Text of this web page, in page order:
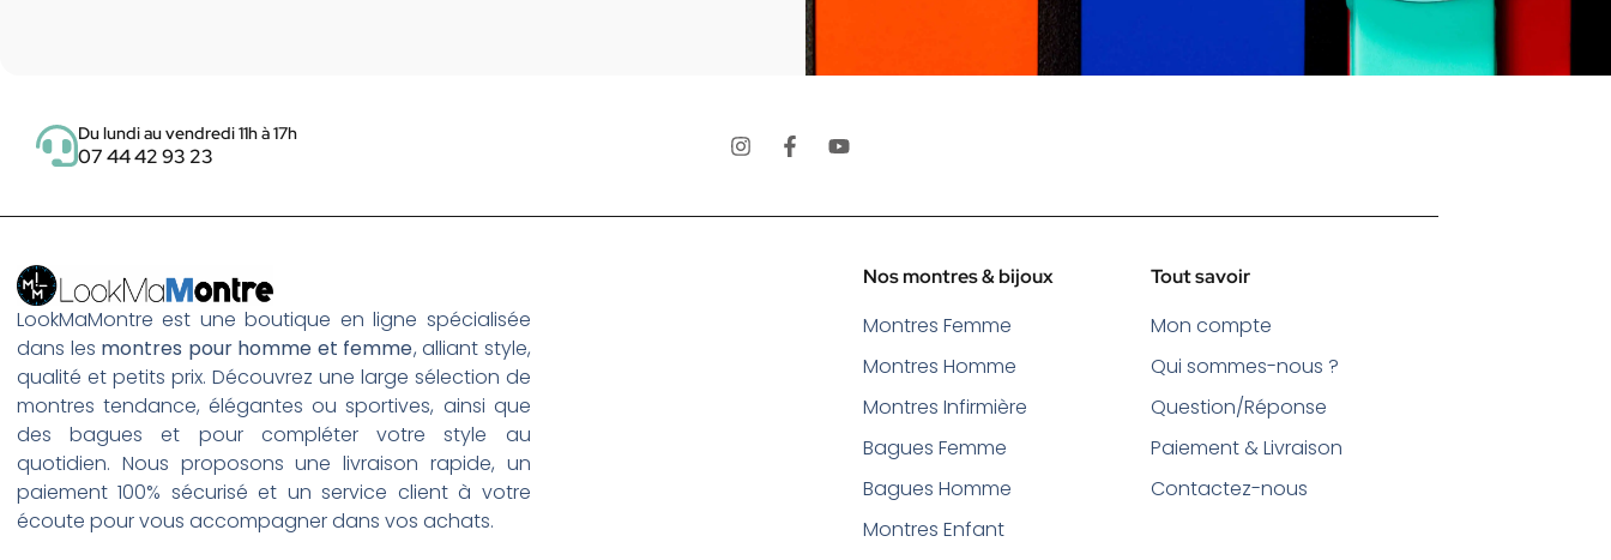
Du lundi au vendredi 11h à 17h
07 44 42 93 23
LookMaMontre est une boutique en ligne spécialisée
dans les montres pour homme et femme, alliant style,
qualité et petits prix. Découvrez une large sélection de
montres tendance, élégantes ou sportives, ainsi que
des bagues et pour compléter votre style au
quotidien. Nous proposons une livraison rapide, un
paiement 100% sécurisé et un service client à votre
écoute pour vous accompagner dans vos achats.
Nos montres & bijoux
Montres Femme
Montres Homme
Montres Infirmière
Bagues Femme
Bagues Homme
Montres Enfant
Tout savoir
Mon compte
Qui sommes-nous ?
Question/Réponse
Paiement & Livraison
Contactez-nous